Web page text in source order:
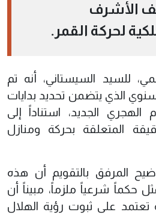
الأشرف
لحركة القمر.
للسيد السيستاني، أنه تم
الذي يتضمن تحديد بدايات
الهجري الجديد، استناداً إلى
المتعلقة بحركة ومنازل
المرفق بالتقويم أن هذه
حكماً شرعياً ملزماً، مبيناً أن
تعتمد على ثبوت رؤية الهلال